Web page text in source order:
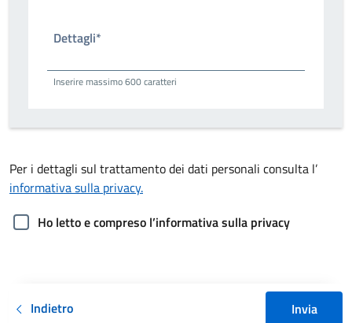
Dettagli*
Inserire massimo 600 caratteri
Per i dettagli sul trattamento dei dati personali consulta l’
informativa sulla privacy.
Ho letto e compreso l’informativa sulla privacy
Indietro Invia